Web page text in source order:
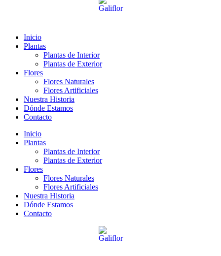
Inicio
Plantas
Plantas de Interior
Plantas de Exterior
Flores
Flores Naturales
Flores Artificiales
Nuestra Historia
Dónde Estamos
Contacto
Inicio
Plantas
Plantas de Interior
Plantas de Exterior
Flores
Flores Naturales
Flores Artificiales
Nuestra Historia
Dónde Estamos
Contacto